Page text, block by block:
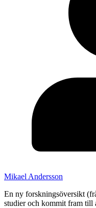
Mikael Andersson
En ny forskningsöversikt
studier och kommit fram till